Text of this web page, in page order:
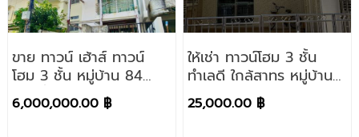
ขาย ทาวน์ เฮ้าส์ ทาวน์
โฮม 3 ชั้น หมู่บ้าน 84
แมนชั่น ลาดพร้าว 84
ประดิษฐ์มนูธรรม 3 ห่าง
6,000,000.00 ฿
ให้เช่า ทาวน์โฮม 3 ชั้น
ทำเลดี ใกล้สาทร หมู่บ้าน
เมทโทร สาทร-กัลปพฤกษ์
บ้านสวยพร้อมอยู่
25,000.00 ฿